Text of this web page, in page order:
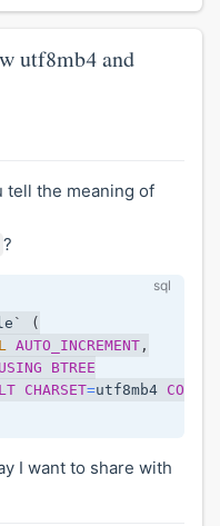
utf8mb4 and
tell the meaning of
?
`
(
AUTO_INCREMENT ,
USING
BTREE
CHARSET=utf8mb4
I want to share with